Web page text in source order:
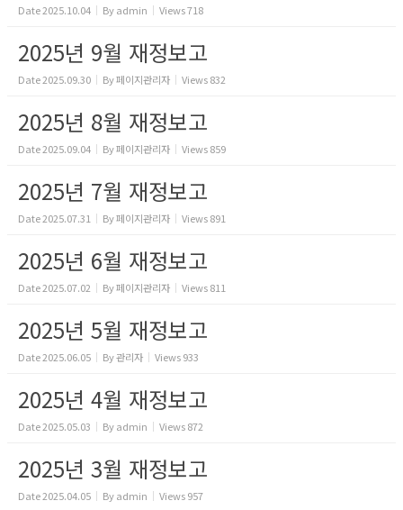
Date2025.10.04 Byadmin Views718
2025년 9월 재정보고
Date2025.09.30 By페이지관리자 Views832
2025년 8월 재정보고
Date2025.09.04 By페이지관리자 Views859
2025년 7월 재정보고
Date2025.07.31 By페이지관리자 Views891
2025년 6월 재정보고
Date2025.07.02 By페이지관리자 Views811
2025년 5월 재정보고
Date2025.06.05 By관리자 Views933
2025년 4월 재정보고
Date2025.05.03 Byadmin Views872
2025년 3월 재정보고
Date2025.04.05 Byadmin Views957